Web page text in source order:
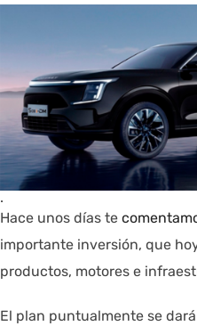
.
Hace unos días te
importante inversión, que
productos, motores e
El plan puntualmente se